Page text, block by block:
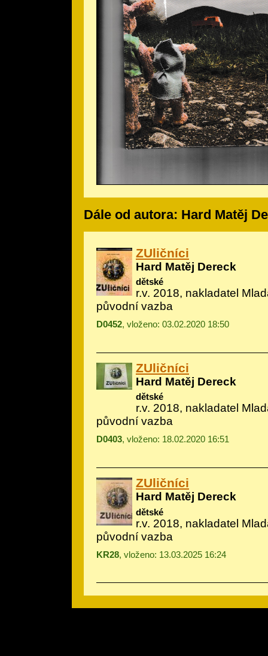
Dále od autora: Hard Matěj
ZUličníci
Hard Matěj Dereck
dětské
r.v. 2018, nakladatel
původní vazba
D0452, vloženo: 03.02.2020 18:50
ZUličníci
Hard Matěj Dereck
dětské
r.v. 2018, nakladatel
původní vazba
D0403, vloženo: 18.02.2020 16:51
ZUličníci
Hard Matěj Dereck
dětské
r.v. 2018, nakladatel
původní vazba
KR28, vloženo: 13.03.2025 16:24